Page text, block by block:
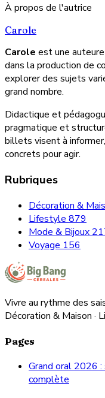
À propos de l'autrice
Carole
Carole est une
dans la production de
explorer des sujets
grand nombre.
Didactique et
pragmatique et
billets visent à
concrets pour agir.
Rubriques
Décoration &
Lifestyle 879
Mode & Bijoux
Voyage 156
Vivre au rythme des
Décoration & Maison ·
Pages
Grand oral 2026
complète